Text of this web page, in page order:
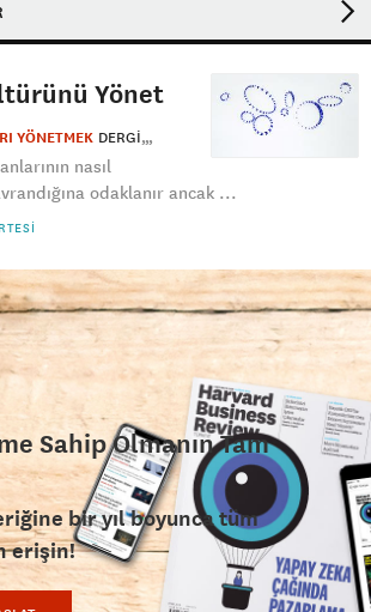
Yönet
YÖNETMEK DERGI
nasıl
odaklanır ancak ...
Sahip Olmanın Tam
bir yıl boyunca tüm
erişin!